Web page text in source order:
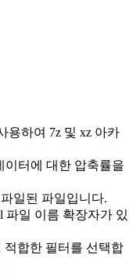
용하여 7z 및 xz 아카
이터에 대한 압축률을
일된 파일입니다.
파일 이름 확장자가 있
적합한 필터를 선택합